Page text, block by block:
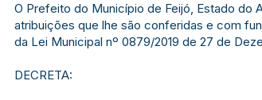
O Prefeito do Município de Feijó, Estado do
atribuições que lhe são conferidas e com
da Lei Municipal nº 0879/2019 de 27 de
DECRETA: